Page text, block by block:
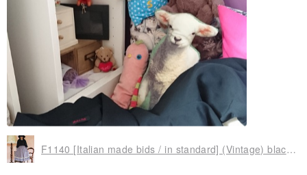
F1140 [Italian made bids / in standard] (Vintage) black shawl coat (Made in Italy)